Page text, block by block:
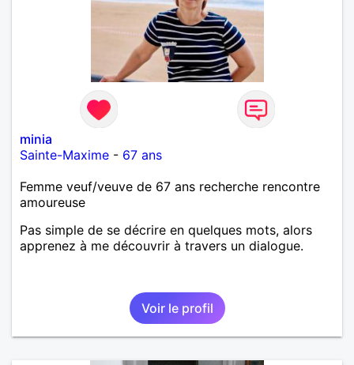
minia
Sainte-Maxime - 67 ans
Femme veuf/veuve de 67 ans recherche rencontre
amoureuse
Pas simple de se décrire en quelques mots, alors
apprenez à me découvrir à travers un dialogue.
Voir le profil